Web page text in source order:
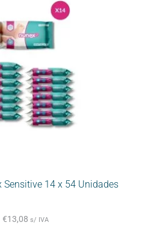
Sensitive 14 x 54 Unidades
€13,08 s/ IVA